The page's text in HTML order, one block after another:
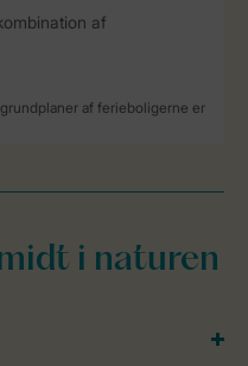
af
af ferieboligerne er
i naturen